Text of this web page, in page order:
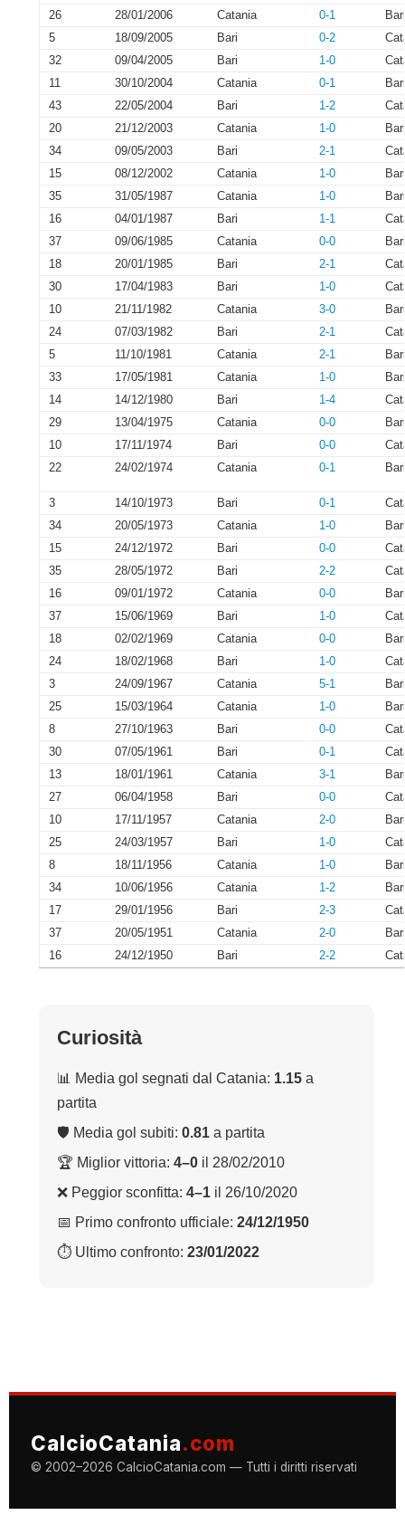
26
28/01/2006 Catania 0-1
Bari
5
18/09/2005 Bari 0-2
32
09/04/2005 Bari 1-0
11
30/10/2004 Catania 0-1
Bari
43
22/05/2004 Bari 1-2
20
21/12/2003 Catania 1-0
Bari
34
09/05/2003 Bari 2-1
15
08/12/2002 Catania 1-0
Bari
35
31/05/1987 Catania 1-0
Bari
16
04/01/1987 Bari 1-1
37
09/06/1985 Catania 0-0
Bari
18
20/01/1985 Bari 2-1
30
17/04/1983 Bari 1-0
10
21/11/1982 Catania 3-0
Bari
24
07/03/1982 Bari 2-1
5
11/10/1981 Catania 2-1
Bari
33
17/05/1981 Catania 1-0
Bari
14
14/12/1980 Bari 1-4
29
13/04/1975 Catania 0-0
Bari
10
17/11/1974 Bari 0-0
22
24/02/1974 Catania 0-1 Bari
3 14/10/1973 Bari 0-1
34
20/05/1973 Catania 1-0
Bari
15
24/12/1972 Bari 0-0
35
28/05/1972 Bari 2-2
16
09/01/1972 Catania 0-0
Bari
37
15/06/1969 Bari 1-0
18
02/02/1969 Catania 0-0
Bari
24
18/02/1968 Bari 1-0
3
24/09/1967 Catania 5-1
Bari
25
15/03/1964 Catania 1-0
Bari
8
27/10/1963 Bari 0-0
30
07/05/1961 Bari 0-1
13
18/01/1961 Catania 3-1
Bari
27
06/04/1958 Bari 0-0
10
17/11/1957 Catania 2-0
Bari
25
24/03/1957 Bari 1-0
8
18/11/1956 Catania 1-0
Bari
34
10/06/1956 Catania 1-2
Bari
17
29/01/1956 Bari 2-3
37
20/05/1951 Catania 2-0
Bari
16
24/12/1950 Bari 2-2
Curiosità
📊 Media gol segnati dal Catania: 1.15 a
partita
🛡 Media gol subiti: 0.81 a partita
🏆 Miglior vittoria: 4–0 il 28/02/2010
❌ Peggior sconfitta: 4–1 il 26/10/2020
📅 Primo confronto ufficiale: 24/12/1950
⏱ Ultimo confronto: 23/01/2022
CalcioCatania.com
© 2002–2026 CalcioCatania.com — Tutti i diritti riservati